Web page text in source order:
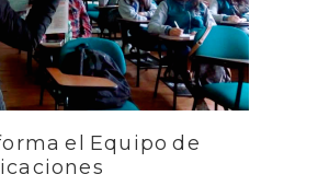
el Equipo de